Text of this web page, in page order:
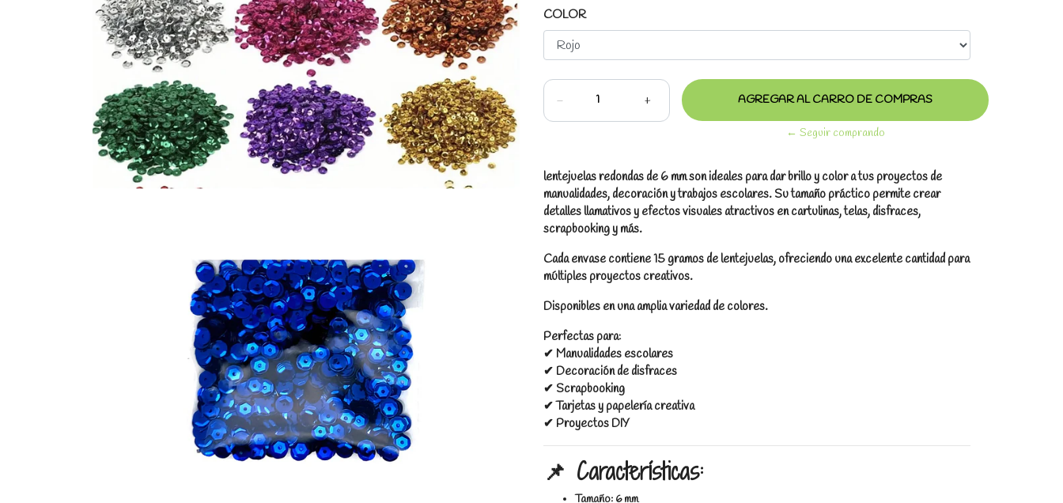
COLOR
- +
← Seguir comprando
lentejuelas redondas de 6 mm son ideales para dar brillo y color a tus proyectos de
manualidades, decoración y trabajos escolares. Su tamaño práctico permite crear
detalles llamativos y efectos visuales atractivos en cartulinas, telas, disfraces,
scrapbooking y más.
Cada envase contiene 15 gramos de lentejuelas, ofreciendo una excelente cantidad para
múltiples proyectos creativos.
Disponibles en una amplia variedad de colores.
Perfectas para:
✔ Manualidades escolares
✔ Decoración de disfraces
✔ Scrapbooking
✔ Tarjetas y papelería creativa
✔ Proyectos DIY
📌 Características:
Tamaño: 6 mm